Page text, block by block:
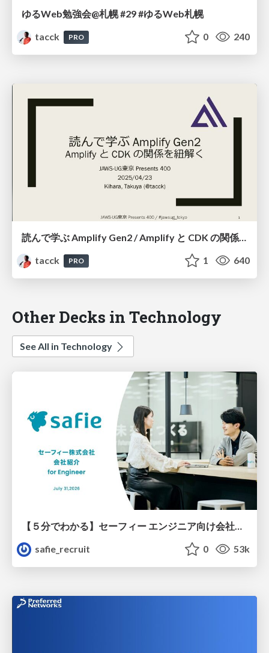
ゆるWeb勉強会@札幌 #29 #ゆるWeb札幌
tacck
PRO 0 240
読んで学ぶ Amplify Gen2 / Amplify と CDK の関係を紐解く #jawsug_tokyo
tacck
PRO 1 640
Other Decks in Technology
See All in Technology
safie_recruit
0 53k